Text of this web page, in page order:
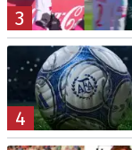
3
4